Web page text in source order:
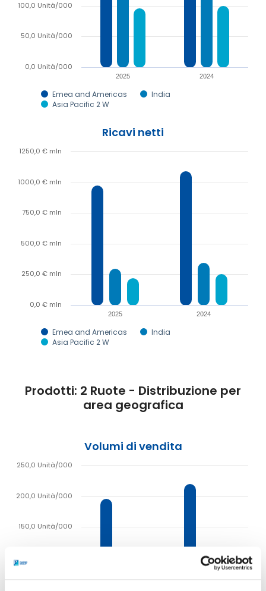
Emea and Americas
India
Asia Pacific 2 W
2025 2024
0,0 Unità/000
50,0 Unità/000
100,0 Unità/000
Ricavi netti
Emea and Americas
India
Asia Pacific 2 W
2025 2024
0,0 € mln
250,0 € mln
500,0 € mln
750,0 € mln
1000,0 € mln
1250,0 € mln
Prodotti: 2 Ruote - Distribuzione per
area geografica
Volumi di vendita
150,0 Unità/000
200,0 Unità/000
250,0 Unità/000